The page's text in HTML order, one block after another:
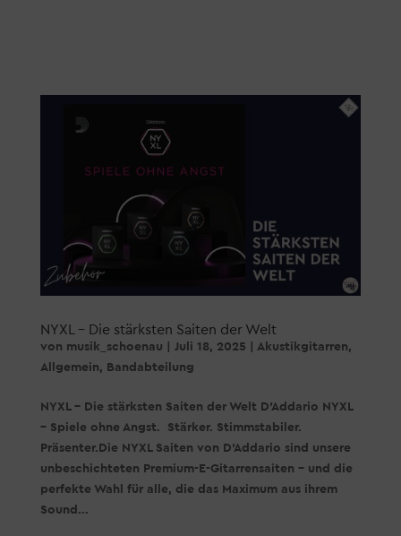
NYXL – Die stärksten Saiten der Welt
von musik_schoenau Juli 18, 2025 Akustikgitarren,
Allgemein, Bandabteilung
NYXL – Die stärksten Saiten der Welt D’Addario NYXL
– Spiele ohne Angst. Stärker. Stimmstabiler.
Präsenter.Die NYXL Saiten von D’Addario sind unsere
unbeschichteten Premium-E-Gitarrensaiten – und die
perfekte Wahl für alle, die das Maximum aus ihrem
Sound...